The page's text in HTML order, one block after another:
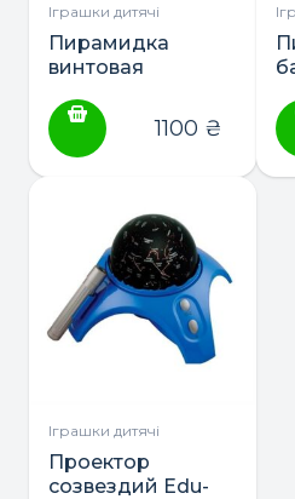
Іграшки дитячі
Пирамидка
винтовая
Brain Toys
SpinAgain (F110ML)
1100 ₴
Іграшки дитячі
Проектор
созвездий Edu-